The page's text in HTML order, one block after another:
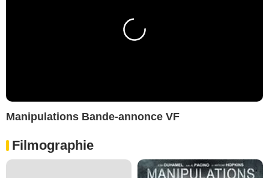
Manipulations Bande-annonce VF
Filmographie